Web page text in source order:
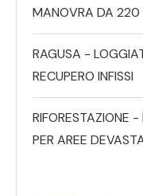
MANOVRA DA 220
RAGUSA -
RECUPERO INFISSI
RIFORESTAZIONE -
PER AREE